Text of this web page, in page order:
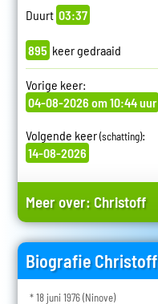
Duurt 03:37
895 keer gedraaid
Vorige keer:
04-08-2026 om 10:44 uur
Volgende keer(schatting):
14-08-2026
Meer over: Christoff
Biografie Christoff
* 18 juni 1976 (Ninove)